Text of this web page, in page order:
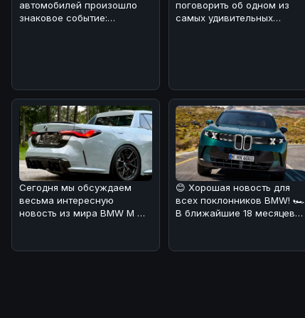
автомобилей произошло
знаковое событие:
поговорить об одном из
самых удивительных
Сегодня мы обсуждаем
весьма интересную
новость из мира BMW M 🔥.
😊 Хорошая новость для
всех поклонников BMW! 🏎
В ближайшие 18 месяцев